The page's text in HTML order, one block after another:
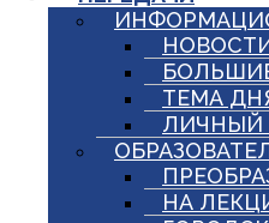
ТЕМА
ЛИЧНЫЙ
НА